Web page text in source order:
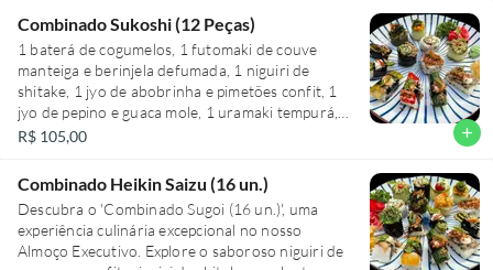
Combinado Sukoshi (12 Peças)
1 baterá de cogumelos, 1 futomaki de couve
manteiga e berinjela defumada, 1 niguiri de
shitake, 1 jyo de abobrinha e pimetões confit, 1
jyo de pepino e guaca mole, 1 uramaki tempurá, 1
uramaki caponata, 1 jyo de alga e shimeji, 1
niguiri de abobrinha, 1 niguiri de aspargos
R$ 105,00 add
Combinado Heikin Saizu (16 un.)
Descubra o 'Combinado Sugoi (16 un.)', uma
experiência culinária excepcional no nosso
Almoço Executivo. Explore o saboroso niguiri de